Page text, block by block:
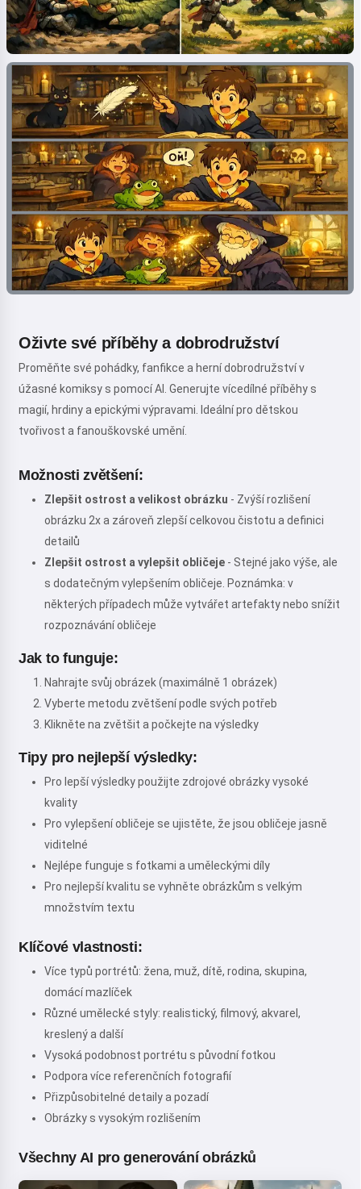
Oživte své příběhy a dobrodružství
Proměňte své pohádky, fanfikce a herní dobrodružství v
úžasné komiksy s pomocí AI. Generujte vícedílné příběhy s
magií, hrdiny a epickými výpravami. Ideální pro dětskou
tvořivost a fanouškovské umění.
Možnosti zvětšení:
Zlepšit ostrost a velikost obrázku - Zvýší rozlišení
obrázku 2x a zároveň zlepší celkovou čistotu a definici
detailů
Zlepšit ostrost a vylepšit obličeje - Stejné jako výše, ale
s dodatečným vylepšením obličeje. Poznámka: v
některých případech může vytvářet artefakty nebo snížit
rozpoznávání obličeje
Jak to funguje:
Nahrajte svůj obrázek (maximálně 1 obrázek)
Vyberte metodu zvětšení podle svých potřeb
Klikněte na zvětšit a počkejte na výsledky
Tipy pro nejlepší výsledky:
Pro lepší výsledky použijte zdrojové obrázky vysoké
kvality
Pro vylepšení obličeje se ujistěte, že jsou obličeje jasně
viditelné
Nejlépe funguje s fotkami a uměleckými díly
Pro nejlepší kvalitu se vyhněte obrázkům s velkým
množstvím textu
Klíčové vlastnosti:
Více typů portrétů: žena, muž, dítě, rodina, skupina,
domácí mazlíček
Různé umělecké styly: realistický, filmový, akvarel,
kreslený a další
Vysoká podobnost portrétu s původní fotkou
Podpora více referenčních fotografií
Přizpůsobitelné detaily a pozadí
Obrázky s vysokým rozlišením
Všechny AI pro generování obrázků